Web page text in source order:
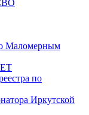
Маломерным
по
Иркутской